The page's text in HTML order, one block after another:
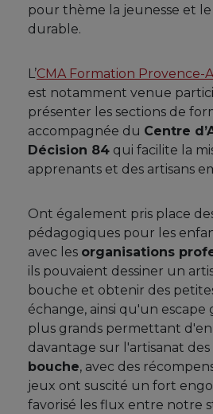
pour thème la jeunesse et
durable.
L’CMA Formation Provence-
est notamment venue
présenter les sections de
accompagnée du Centre
Décision 84 qui facilite la
apprenants et des artisans
Ont également pris place
pédagogiques pour les
avec les organisations
ils pouvaient dessiner un
bouche et obtenir des
échange, ainsi qu'un escape
plus grands permettant
davantage sur l'artisanat des
bouche, avec des
jeux ont suscité un fort
favorisé les flux entre notre